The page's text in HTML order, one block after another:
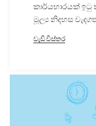
කාර්යභාරයක් ඉටු
මූල්‍ය නිදහස
වැඩි විස්තර